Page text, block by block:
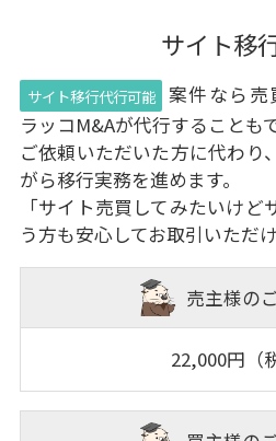
サイト移
サイト移行代行可能
案件なら売
ラッコM&Aが代行することも
ご依頼いただいた方に代わり
がら移行実務を進めます。
「サイト売買してみたいけ
う方も安心してお取引いただけ
売主様の
22,000円（